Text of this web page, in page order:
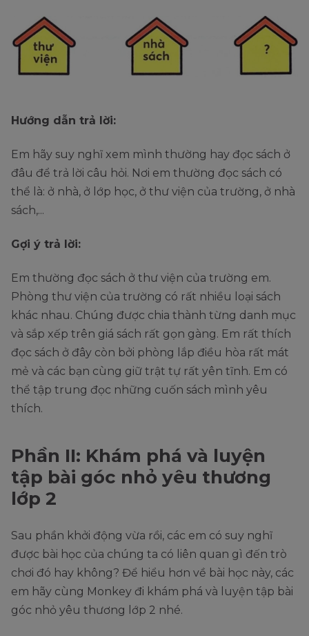
Hướng dẫn trả lời:
Em hãy suy nghĩ xem mình thường hay đọc sách ở
đâu để trả lời câu hỏi. Nơi em thường đọc sách có
thể là: ở nhà, ở lớp học, ở thư viện của trường, ở nhà
sách,...
Gợi ý trả lời:
Em thường đọc sách ở thư viện của trường em.
Phòng thư viện của trường có rất nhiều loại sách
khác nhau. Chúng được chia thành từng danh mục
và sắp xếp trên giá sách rất gọn gàng. Em rất thích
đọc sách ở đây còn bởi phòng lắp điều hòa rất mát
mẻ và các bạn cùng giữ trật tự rất yên tĩnh. Em có
thể tập trung đọc những cuốn sách mình yêu
thích.
Phần II: Khám phá và luyện
tập bài góc nhỏ yêu thương
lớp 2
Sau phần khởi động vừa rồi, các em có suy nghĩ
được bài học của chúng ta có liên quan gì đến trò
chơi đó hay không? Để hiểu hơn về bài học này, các
em hãy cùng Monkey đi khám phá và luyện tập bài
góc nhỏ yêu thương lớp 2 nhé.